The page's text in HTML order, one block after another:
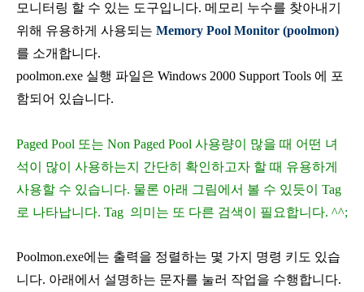
모니터링 할 수 있는 도구입니다. 메모리 누수를 찾아내기
위해 유용하게 사용되는 Memory Pool Monitor (poolmon)
를 소개합니다.
poolmon.exe 실행 파일은 Windows 2000 Support Tools 에 포
함되어 있습니다.
Paged Pool 또는 Non Paged Pool 사용량이 많을 때 어떤 녀
석이 많이 사용하는지 간단히 확인하고자 할 때 유용하게
사용할 수 있습니다. 물론 아래 그림에서 볼 수 있듯이 Tag
로 나타납니다. Tag 의미는 또 다른 검색이 필요합니다. ^^;
Poolmon.exe에는 출력을 정렬하는 몇 가지 명령 키도 있습
니다. 아래에서 설명하는 문자를 눌러 작업을 수행합니다.